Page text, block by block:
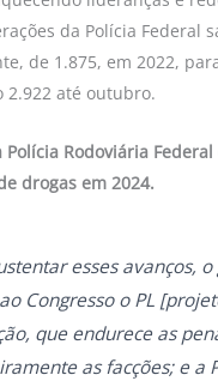
da Polícia Federal
de 1.875, em 2022,
2.922 até outubro.
Rodoviária Federal
drogas em 2024.
esses avanços,
Congresso o PL
que endurece as
as facções; e a